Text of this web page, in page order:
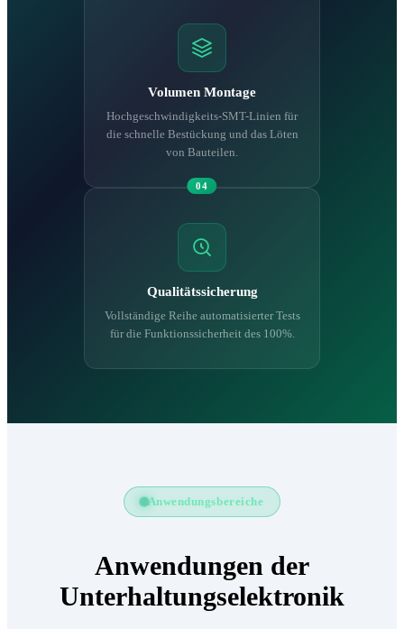
Volumen Montage
Hochgeschwindigkeits-SMT-Linien für
die schnelle Bestückung und das Löten
von Bauteilen.
04
Qualitätssicherung
Vollständige Reihe automatisierter Tests
für die Funktionssicherheit des 100%.
Anwendungsbereiche
Anwendungen der
Unterhaltungselektronik